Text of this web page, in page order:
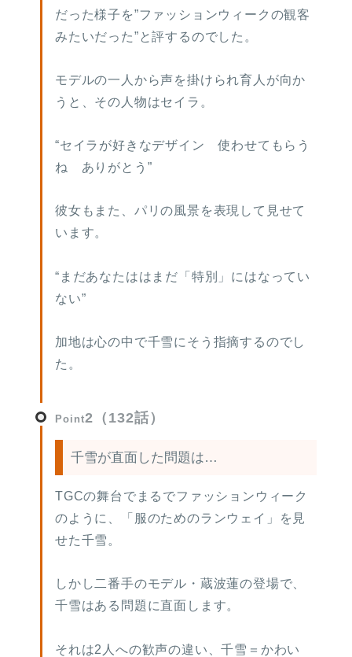
だった様子を”ファッションウィークの観客
みたいだった”と評するのでした。
モデルの一人から声を掛けられ育人が向か
うと、その人物はセイラ。
“セイラが好きなデザイン 使わせてもらう
ね ありがとう”
彼女もまた、パリの風景を表現して見せて
います。
“まだあなたははまだ「特別」にはなってい
ない”
加地は心の中で千雪にそう指摘するのでし
た。
Point2（132話）
千雪が直面した問題は…
TGCの舞台でまるでファッションウィーク
のように、「服のためのランウェイ」を見
せた千雪。
しかし二番手のモデル・蔵波蓮の登場で、
千雪はある問題に直面します。
それは2人への歓声の違い、千雪＝かわい